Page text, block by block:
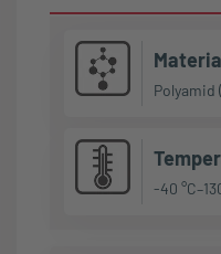
Polyamid
-40